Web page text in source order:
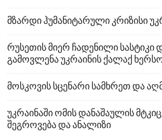
მზარდი ჰუმანიტარული კრიზისი
რუსეთის მიერ ჩადენილი სასტიკი
გამოვლენა უკრაინის ქალაქ
მოსკოვის სცენარი სამხრეთ და
უკრაინაში ომის დანაშაულის
შეგროვება და ანალიზი